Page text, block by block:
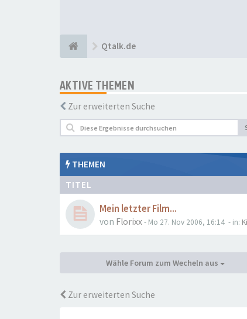
Qtalk.de
AKTIVE THEMEN
Zur erweiterten Suche
THEMEN
TITEL
Mein letzter Film...
von Florixx- Mo 27. Nov 2006, 16:14 - in:
Wähle Forum zum Wecheln aus
Zur erweiterten Suche